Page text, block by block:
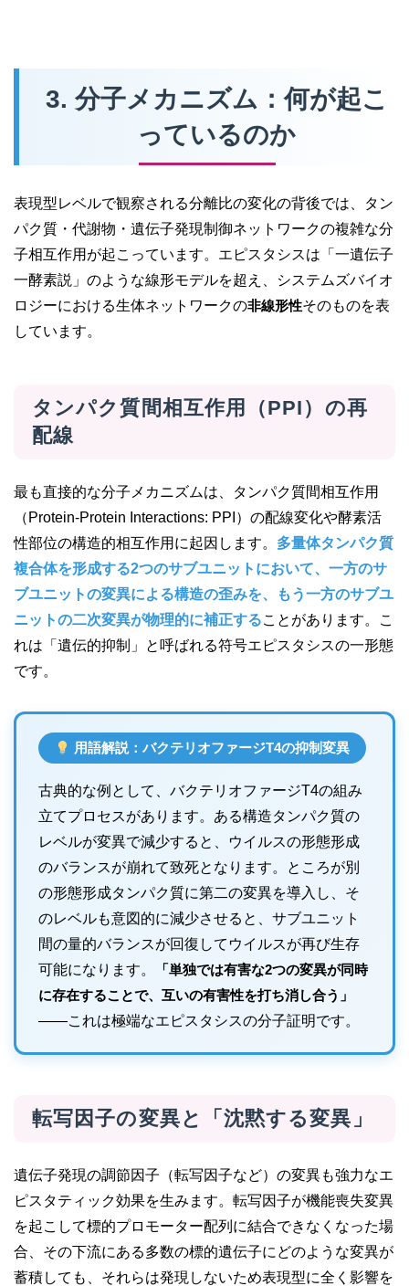
3. 分子メカニズム：何が起こ
っているのか
表現型レベルで観察される分離比の変化の背後では、タン
パク質・代謝物・遺伝子発現制御ネットワークの複雑な分
子相互作用が起こっています。エピスタシスは「一遺伝子
一酵素説」のような線形モデルを超え、システムズバイオ
ロジーにおける生体ネットワークの非線形性そのものを表
しています。
タンパク質間相互作用（PPI）の再
配線
最も直接的な分子メカニズムは、タンパク質間相互作用
（Protein-Protein Interactions: PPI）の配線変化や酵素活
性部位の構造的相互作用に起因します。 多量体タンパク質
複合体を形成する2つのサブユニットにおいて、一方のサ
ブユニットの変異による構造の歪みを、もう一方のサブユ
ニットの二次変異が物理的に補正することがあります。こ
れは「遺伝的抑制」と呼ばれる符号エピスタシスの一形態
です。
用語解説：バクテリオファージT4の抑制変異
古典的な例として、バクテリオファージT4の組み
立てプロセスがあります。ある構造タンパク質の
レベルが変異で減少すると、ウイルスの形態形成
のバランスが崩れて致死となります。ところが別
の形態形成タンパク質に第二の変異を導入し、そ
のレベルも意図的に減少させると、サブユニット
間の量的バランスが回復してウイルスが再び生存
可能になります。
「単独では有害な2つの変異が同時
に存在することで、互いの有害性を打ち消し合う」
——これは極端なエピスタシスの分子証明です。
転写因子の変異と「沈黙する変異」
遺伝子発現の調節因子（転写因子など）の変異も強力なエ
ピスタティック効果を生みます。転写因子が機能喪失変異
を起こして標的プロモーター配列に結合できなくなった場
合、その下流にある多数の標的遺伝子にどのような変異が
蓄積しても、それらは発現しないため表現型に全く影響を